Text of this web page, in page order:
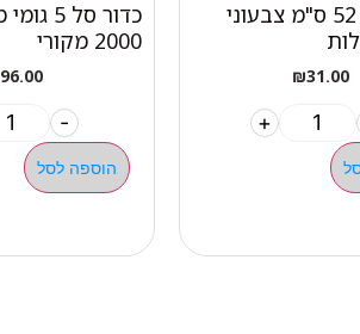
קונוס 20" 52 ס"מ צבעוני
₪31.00
+
2000 מקורי
96.00
-
הוספה לסל